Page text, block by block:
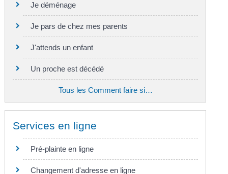
Je déménage
Je pars de chez mes parents
J'attends un enfant
Un proche est décédé
Tous les Comment faire si…
Services en ligne
Pré-plainte en ligne
Changement d'adresse en ligne